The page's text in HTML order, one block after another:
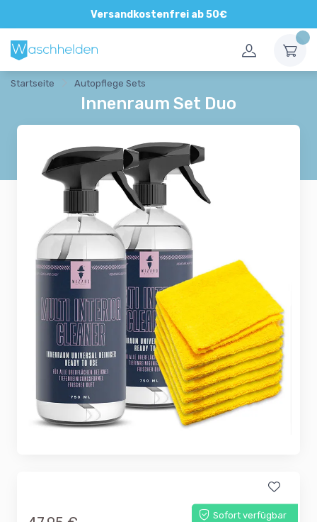
Versandkostenfrei ab 50€
Direkte und persönliche Beratung
Startseite Autopflege Sets
Innenraum Set Duo
Sofort verfügbar